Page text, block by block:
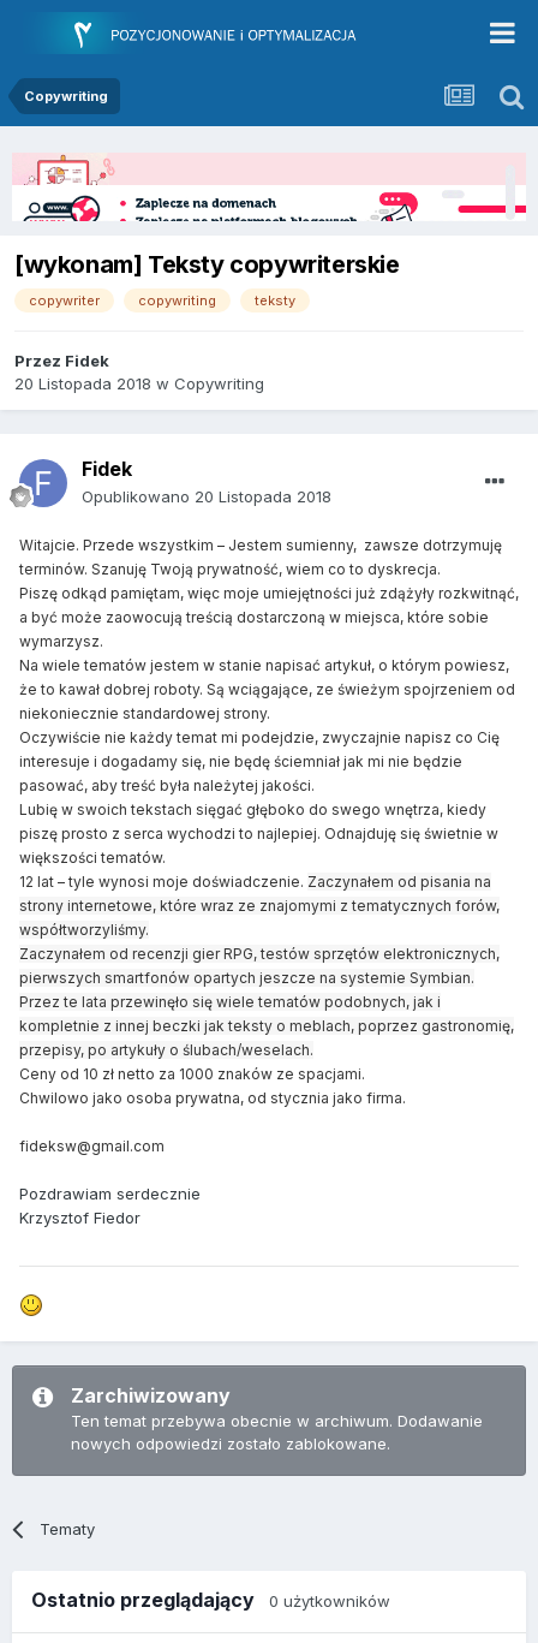
Copywriting
[wykonam] Teksty copywriterskie
copywriter copywriting teksty
Przez Fidek
20 Listopada 2018 w Copywriting
Fidek
Opublikowano 20 Listopada 2018
Witajcie. Przede wszystkim – Jestem sumienny, zawsze dotrzymuję
terminów. Szanuję Twoją prywatność, wiem co to dyskrecja.
Piszę odkąd pamiętam, więc moje umiejętności już zdążyły rozkwitnąć,
a być może zaowocują treścią dostarczoną w miejsca, które sobie
wymarzysz.
Na wiele tematów jestem w stanie napisać artykuł, o którym powiesz,
że to kawał dobrej roboty. Są wciągające, ze świeżym spojrzeniem od
niekoniecznie standardowej strony.
Oczywiście nie każdy temat mi podejdzie, zwyczajnie napisz co Cię
interesuje i dogadamy się, nie będę ściemniał jak mi nie będzie
pasować, aby treść była należytej jakości.
Lubię w swoich tekstach sięgać głęboko do swego wnętrza, kiedy
piszę prosto z serca wychodzi to najlepiej. Odnajduję się świetnie w
większości tematów.
12 lat – tyle wynosi moje doświadczenie. Zaczynałem od pisania na
strony internetowe, które wraz ze znajomymi z tematycznych forów,
współtworzyliśmy.
Zaczynałem od recenzji gier RPG, testów sprzętów elektronicznych,
pierwszych smartfonów opartych jeszcze na systemie Symbian.
Przez te lata przewinęło się wiele tematów podobnych, jak i
kompletnie z innej beczki jak teksty o meblach, poprzez gastronomię,
przepisy, po artykuły o ślubach/weselach.
Ceny od 10 zł netto za 1000 znaków ze spacjami.
Chwilowo jako osoba prywatna, od stycznia jako firma.
fideksw@gmail.com
Pozdrawiam serdecznie
Krzysztof Fiedor
Zarchiwizowany
Ten temat przebywa obecnie w archiwum. Dodawanie
nowych odpowiedzi zostało zablokowane.
Tematy
Ostatnio przeglądający 0 użytkowników